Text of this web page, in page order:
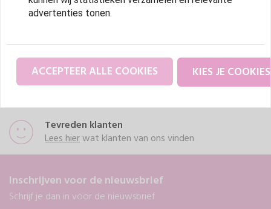
Kingsley sneaker SKY jeans
Tevreden klanten
Lees hierwat klanten van ons vinden
Inschrijven voor de nieuwsbrief
Schrijf je dan in voor de nieuwsbrief
advertenties tonen.
ACCEPTEER ALLE COOKIES KIES JE COOKIES